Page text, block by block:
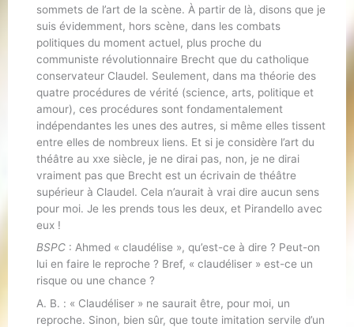
sommets de l’art de la scène. À partir de là, disons que je
suis évidemment, hors scène, dans les combats
politiques du moment actuel, plus proche du
communiste révolutionnaire Brecht que du catholique
conservateur Claudel. Seulement, dans ma théorie des
quatre procédures de vérité (science, arts, politique et
amour), ces procédures sont fondamentalement
indépendantes les unes des autres, si même elles tissent
entre elles de nombreux liens. Et si je considère l’art du
théâtre au xxe siècle, je ne dirai pas, non, je ne dirai
vraiment pas que Brecht est un écrivain de théâtre
supérieur à Claudel. Cela n’aurait à vrai dire aucun sens
pour moi. Je les prends tous les deux, et Pirandello avec
eux !
BSPC : Ahmed « claudélise », qu’est-ce à dire ? Peut-on
lui en faire le reproche ? Bref, « claudéliser » est-ce un
risque ou une chance ?
A. B. : « Claudéliser » ne saurait être, pour moi, un
reproche. Sinon, bien sûr, que toute imitation servile d’un